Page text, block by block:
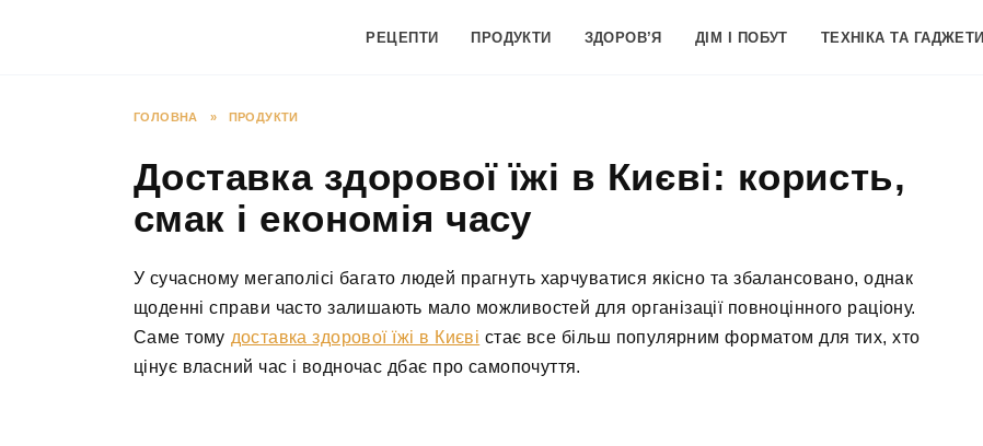
РЕЦЕПТИ ПРОДУКТИ ЗДОРОВ’Я ДІМ І ПОБУТ ТЕХНІКА ТА ГАДЖЕТИ
ГОЛОВНА » ПРОДУКТИ
Доставка здорової їжі в Києві: користь,
смак і економія часу
У сучасному мегаполісі багато людей прагнуть харчуватися якісно та збалансовано, однак
щоденні справи часто залишають мало можливостей для організації повноцінного раціону.
Саме тому доставка здорової їжі в Києві стає все більш популярним форматом для тих, хто
цінує власний час і водночас дбає про самопочуття.